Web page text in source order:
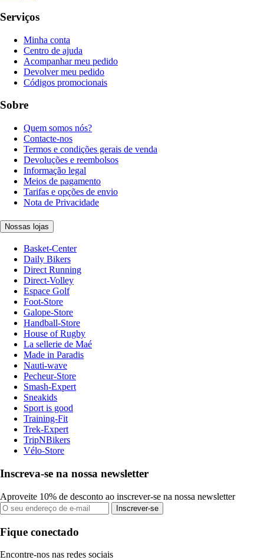
Serviços
Minha conta
Centro de ajuda
Acompanhar meu pedido
Devolver meu pedido
Códigos promocionais
Sobre
Quem somos nós?
Contacte-nos
Termos e condições gerais de venda
Devoluções e reembolsos
Informação legal
Meios de pagamento
Tarifas e opções de envio
Nota de Privacidade
Nossas lojas
Basket-Center
Daily Bikers
Direct Running
Direct-Volley
Espace Golf
Foot-Store
Galope-Store
Handball-Store
House of Rugby
La sellerie de Maé
Made in Paradis
Nauti-wave
Pecheur-Store
Smash-Expert
Sneakids
Sport is good
Training-Fit
Trek-Expert
TripNBikers
Vélo-Store
Inscreva-se na nossa newsletter
Aproveite 10% de desconto ao inscrever-se na nossa newsletter
Inscrever-se
Fique conectado
Encontre-nos nas redes sociais